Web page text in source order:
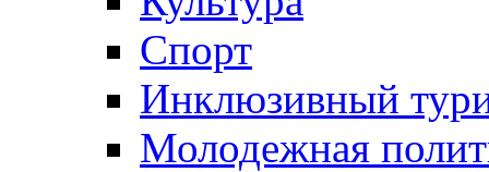
Спорт
Инклюзивный
Молодежная